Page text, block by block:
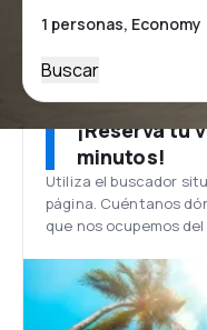
Buscar
¡Reserva tu
minutos!
Utiliza el buscador
página. Cuéntanos
que nos ocupemos